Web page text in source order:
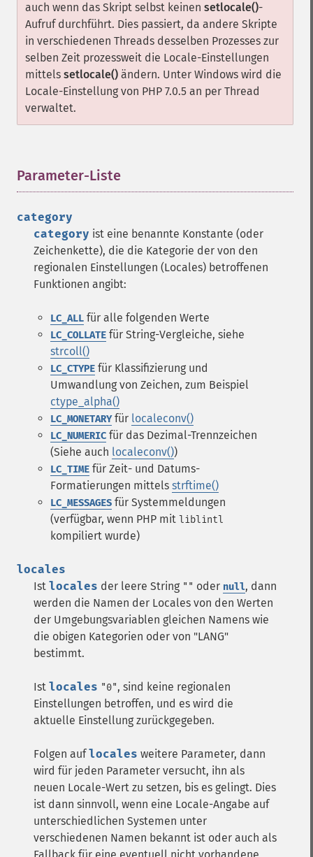
auch wenn das Skript selbst keinen setlocale()-
Aufruf durchführt. Dies passiert, da andere Skripte
in verschiedenen Threads desselben Prozesses zur
selben Zeit prozessweit die Locale-Einstellungen
mittels setlocale() ändern. Unter Windows wird die
Locale-Einstellung von PHP 7.0.5 an per Thread
verwaltet.
Parameter-Liste
category
category ist eine benannte Konstante (oder
Zeichenkette), die die Kategorie der von den
regionalen Einstellungen (Locales) betroffenen
Funktionen angibt:
LC_ALL für alle folgenden Werte
LC_COLLATE für String-Vergleiche, siehe
strcoll()
LC_CTYPE für Klassifizierung und
Umwandlung von Zeichen, zum Beispiel
ctype_alpha()
LC_MONETARYfür localeconv()
LC_NUMERIC für das Dezimal-Trennzeichen
(Siehe auch localeconv())
LC_TIME für Zeit- und Datums-
Formatierungen mittels strftime()
LC_MESSAGES für Systemmeldungen
(verfügbar, wenn PHP mit liblintl
kompiliert wurde)
locales
Ist locales der leere String "" oder null, dann
werden die Namen der Locales von den Werten
der Umgebungsvariablen gleichen Namens wie
die obigen Kategorien oder von "LANG"
bestimmt.
Ist locales "0", sind keine regionalen
Einstellungen betroffen, und es wird die
aktuelle Einstellung zurückgegeben.
Folgen auflocales weitere Parameter, dann
wird für jeden Parameter versucht, ihn als
neuen Locale-Wert zu setzen, bis es gelingt. Dies
ist dann sinnvoll, wenn eine Locale-Angabe auf
unterschiedlichen Systemen unter
verschiedenen Namen bekannt ist oder auch als